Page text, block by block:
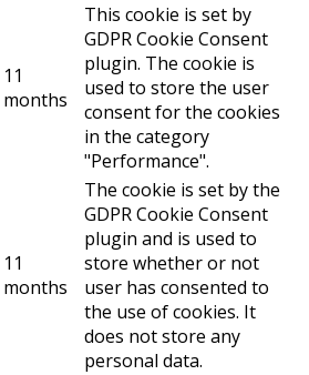
11
months
This cookie is set by
GDPR Cookie Consent
plugin. The cookie is
used to store the user
consent for the cookies
in the category
"Performance".
11
months
The cookie is set by the
GDPR Cookie Consent
plugin and is used to
store whether or not
user has consented to
the use of cookies. It
does not store any
personal data.